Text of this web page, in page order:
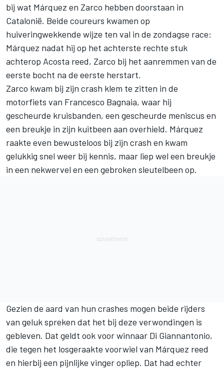
bij wat Márquez en Zarco hebben doorstaan in
Catalonië. Beide coureurs kwamen op
huiveringwekkende wijze ten val in de zondagse race:
Márquez nadat hij op het achterste rechte stuk
achterop Acosta reed, Zarco bij het aanremmen van de
eerste bocht na de eerste herstart.
Zarco kwam bij zijn crash klem te zitten in de
motorfiets van Francesco Bagnaia, waar hij
gescheurde kruisbanden, een gescheurde meniscus en
een breukje in zijn kuitbeen aan overhield. Márquez
raakte even bewusteloos bij zijn crash en kwam
gelukkig snel weer bij kennis, maar liep wel een breukje
in een nekwervel en een gebroken sleutelbeen op.
Gezien de aard van hun crashes mogen beide rijders
van geluk spreken dat het bij deze verwondingen is
gebleven. Dat geldt ook voor winnaar Di Giannantonio,
die tegen het losgeraakte voorwiel van Márquez reed
en hierbij een pijnlijke vinger opliep. Dat had echter